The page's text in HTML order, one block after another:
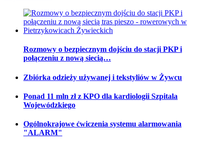
Rozmowy o bezpiecznym dojściu do stacji PKP i
połączeniu z nową siecią…
Zbiórka odzieży używanej i tekstyliów w Żywcu
Ponad 11 mln zł z KPO dla kardiologii Szpitala
Wojewódzkiego
Ogólnokrajowe ćwiczenia systemu alarmowania
"ALARM"